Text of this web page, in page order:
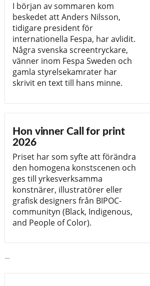
I början av sommaren kom
beskedet att Anders Nilsson,
tidigare president för
internationella Fespa, har avlidit.
Några svenska screentryckare,
vänner inom Fespa Sweden och
gamla styrelsekamrater har
skrivit en text till hans minne.
Hon vinner Call for print
2026
Priset har som syfte att förändra
den homogena konstscenen och
ges till yrkesverksamma
konstnärer, illustratörer eller
grafisk designers från BIPOC-
communityn (Black, Indigenous,
and People of Color).